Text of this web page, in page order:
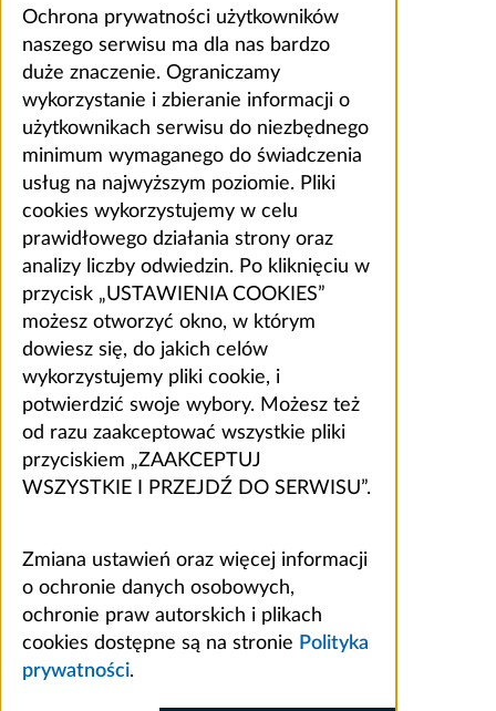
Ochrona prywatności użytkowników
naszego serwisu ma dla nas bardzo
duże znaczenie. Ograniczamy
wykorzystanie i zbieranie informacji o
użytkownikach serwisu do niezbędnego
minimum wymaganego do świadczenia
usług na najwyższym poziomie. Pliki
cookies wykorzystujemy w celu
prawidłowego działania strony oraz
analizy liczby odwiedzin. Po kliknięciu w
przycisk „USTAWIENIA COOKIES”
możesz otworzyć okno, w którym
dowiesz się, do jakich celów
wykorzystujemy pliki cookie, i
potwierdzić swoje wybory. Możesz też
od razu zaakceptować wszystkie pliki
przyciskiem „ZAAKCEPTUJ
WSZYSTKIE I PRZEJDŹ DO SERWISU”.
Zmiana ustawień oraz więcej informacji
o ochronie danych osobowych,
ochronie praw autorskich i plikach
cookies dostępne są na stronie Polityka
prywatności.